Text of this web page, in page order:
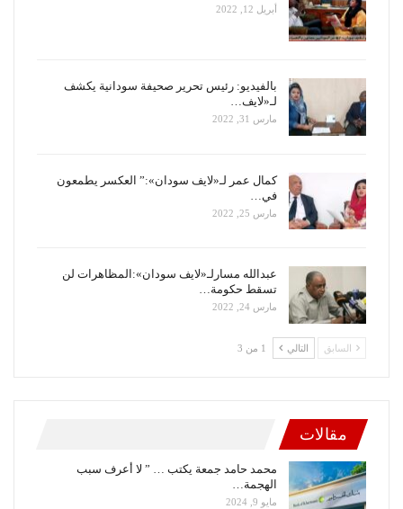
أبريل 12, 2022
بالفيديو: رئيس تحرير صحيفة سودانية يكشف
لـ«لايف…
مارس 31, 2022
كمال عمر لـ«لايف سودان»:” العكسر يطمعون
في…
مارس 25, 2022
عبدالله مسارلـ«لايف سودان»:المظاهرات لن
تسقط حكومة…
مارس 24, 2022
السابق التالي 1 من 3
مقالات
محمد حامد جمعة يكتب … ” لا أعرف سبب
الهجمة…
مايو 9, 2024